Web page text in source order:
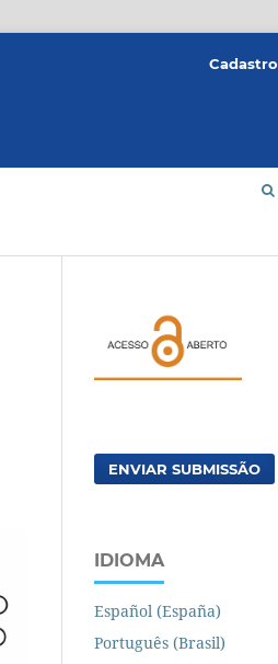
Cadastro
ENVIAR SUBMISSÃO
IDIOMA
Español (España)
Português (Brasil)